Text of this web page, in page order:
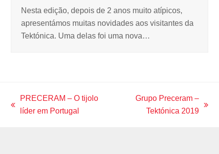
Nesta edição, depois de 2 anos muito atípicos,
apresentámos muitas novidades aos visitantes da
Tektónica. Uma delas foi uma nova…
previous
PRECERAM – O tijolo
líder em Portugal
Grupo Preceram –
Tektónica 2019